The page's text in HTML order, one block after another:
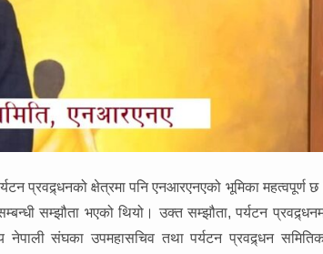
प्रवद्र्धनको क्षेत्रमा पनि एनआरएनएको भूमिका महत्वपूर्ण
सम्झौता भएको थियो। उक्त सम्झौता, पर्यटन
संघका उपमहासचिव तथा पर्यटन प्रवद्र्धन